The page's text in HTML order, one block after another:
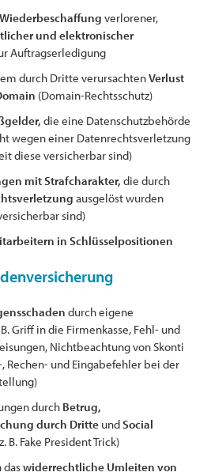
Wiederbeschaffungverlorener,
und elektronischer
Auftragserledigung
durch Dritte verursachtenVerlust
(Domain-Rechtsschutz)
die eine Datenschutzbehörde
wegen einer Datenrechtsverletzung
diese versicherbar sind)
mit Strafcharakter, die durch
ausgelöst wurden
sind)
in Schlüsselpositionen
durch eigene
Griff in die Firmenkasse, Fehl- und
Nichtbeachtung von Skonti
Rechen- und Eingabefehler bei der
durch Betrug,
durch Dritte undSocial
B. Fake President Trick)
daswiderrechtliche Umleiten von